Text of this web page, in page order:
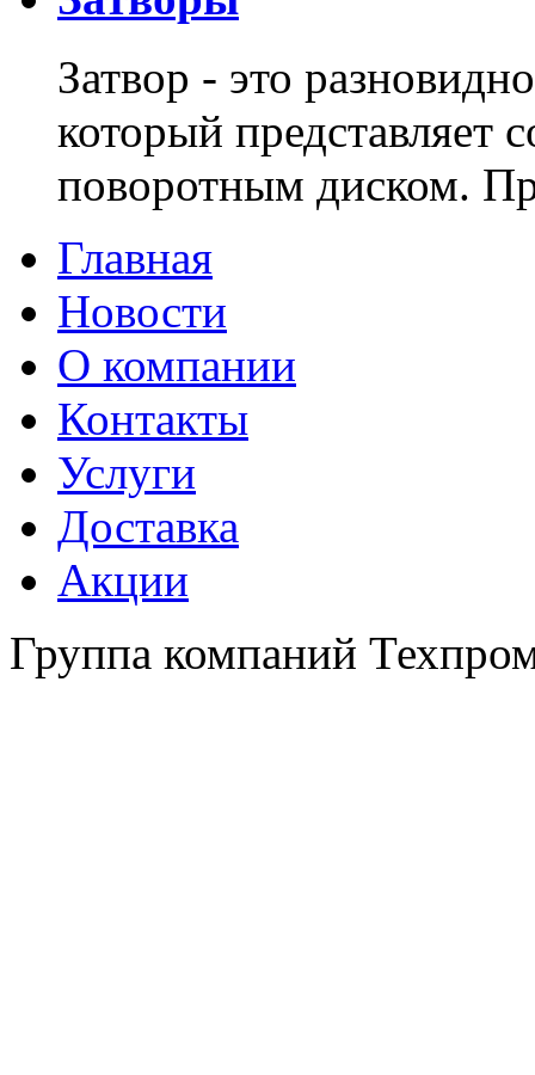
Затвор - это
который представляет
поворотным диском.
Главная
Новости
О компании
Контакты
Услуги
Доставка
Акции
Группа компаний